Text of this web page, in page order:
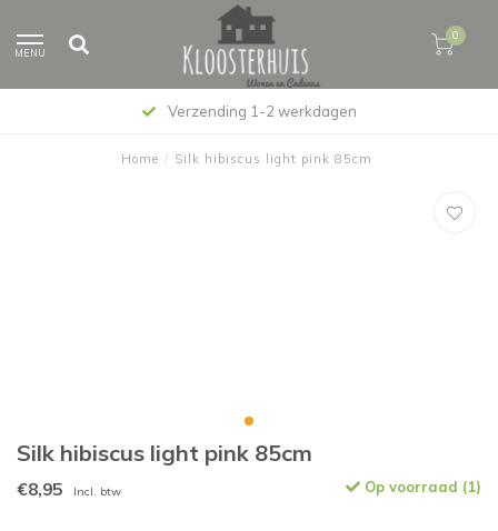
MENU
0
Verzending 1-2 werkdagen
Home / Silk hibiscus light pink 85cm
Silk hibiscus light pink 85cm
€8,95 Incl. btw Op voorraad (1)